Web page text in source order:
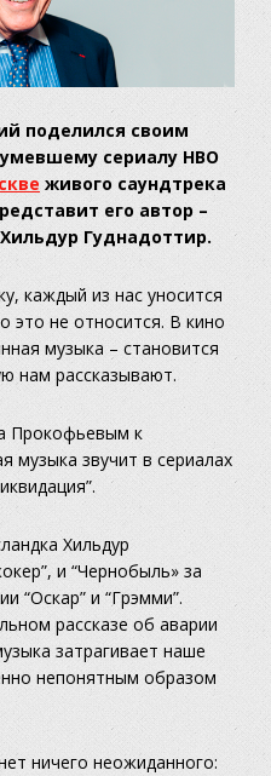
поделился своим
сериалу HBO
живого саундтрека
его автор –
Гуднадоттир.
каждый из нас уносится
это не относится. В кино
музыка – становится
нам рассказывают.
Прокофьевым к
музыка звучит в сериалах
Хильдур
и “Чернобыль» за
“Оскар” и “Грэмми”.
рассказе об аварии
затрагивает наше
непонятным образом
ничего неожиданного: